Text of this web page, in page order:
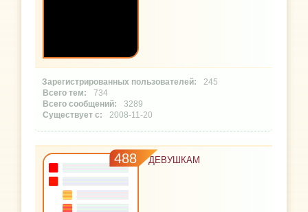
245
734
3289
2008-11-20
488 ДЕВУШКАМ